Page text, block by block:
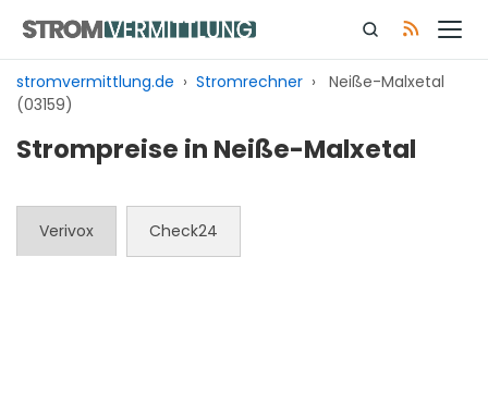
Inhalt
springen
stromvermittlung.de › Stromrechner › Neiße-Malxetal
(03159)
Strompreise in Neiße-Malxetal
Verivox Check24